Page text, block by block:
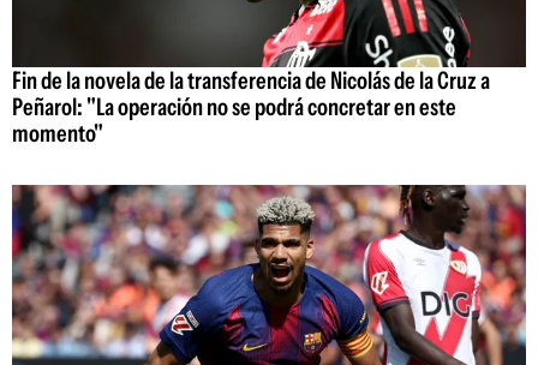
Fin de la novela de la transferencia de Nicolás de la Cruz a
Peñarol: "La operación no se podrá concretar en este
momento"